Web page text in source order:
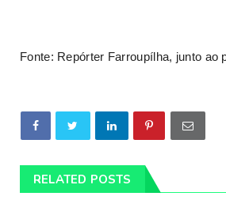
Fonte: Repórter Farroupílha, junto ao
RELATED POSTS